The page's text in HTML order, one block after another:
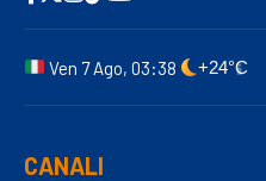
Ven 7 Ago, 03:38 +24°C
CANALI